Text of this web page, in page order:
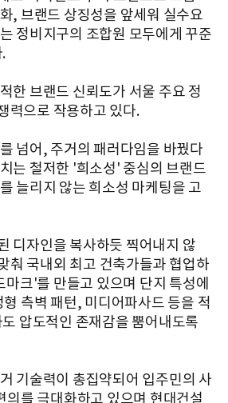
, 브랜드 상징성을 앞세워 실수요
정비지구의 조합원 모두에게 꾸준
한 브랜드 신뢰도가 서울 주요 정
력으로 작용하고 있다.
넘어, 주거의 패러다임을 바꿨다
는 철저한 '희소성' 중심의 브랜드
늘리지 않는 희소성 마케팅을 고
디자인을 복사하듯 찍어내지 않
춰 국내외 최고 건축가들과 협업하
크'를 만들고 있으며 단지 특성에
측벽 패턴, 미디어파사드 등을 적
압도적인 존재감을 뿜어내도록
기술력이 총집약되어 입주민의 사
의를 극대화하고 있으며 현대건설